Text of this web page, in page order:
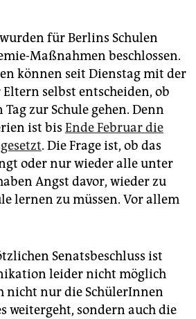
für Berlins Schulen
Maßnahmen beschlossen.
können seit Dienstag mit der
selbst entscheiden, ob
zur Schule gehen. Denn
ist bis Ende Februar die
. Die Frage ist, ob das
oder nur wieder alle unter
Angst davor, wieder zu
lernen zu müssen. Vor allem
Senatsbeschluss ist
leider nicht möglich
nicht nur die SchülerInnen
weitergeht, sondern auch die